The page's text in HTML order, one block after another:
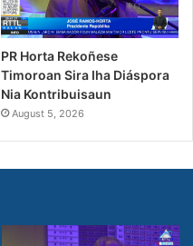
PR Horta Rekoñese
Timoroan Sira Iha Diáspora
Nia Kontribuisaun
August 5, 2026